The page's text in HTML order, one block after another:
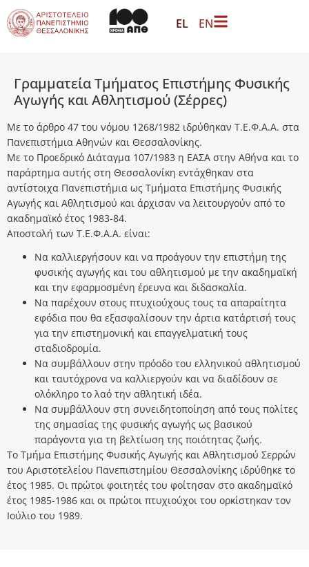
περιεχόμενο
EL EN
Γραμματεία Τμήματος Επιστήμης Φυσικής
Αγωγής και Αθλητισμού (Σέρρες)
Με το άρθρο 47 του νόμου 1268/1982 ιδρύθηκαν Τ.Ε.Φ.Α.Α. στα
Πανεπιστήμια Αθηνών και Θεσσαλονίκης.
Με το Προεδρικό Διάταγμα 107/1983 η ΕΑΣΑ στην Αθήνα και το
παράρτημα αυτής στη Θεσσαλονίκη εντάχθηκαν στα
αντίστοιχα Πανεπιστήμια ως Τμήματα Επιστήμης Φυσικής
Αγωγής και Αθλητισμού και άρχισαν να λειτουργούν από το
ακαδημαϊκό έτος 1983-84.
Αποστολή των Τ.Ε.Φ.Α.Α. είναι:
Να καλλιεργήσουν και να προάγουν την επιστήμη της
φυσικής αγωγής και του αθλητισμού με την ακαδημαϊκή
και την εφαρμοσμένη έρευνα και διδασκαλία.
Να παρέχουν στους πτυχιούχους τους τα απαραίτητα
εφόδια που θα εξασφαλίσουν την άρτια κατάρτισή τους
για την επιστημονική και επαγγελματική τους
σταδιοδρομία.
Να συμβάλλουν στην πρόοδο του ελληνικού αθλητισμού
και ταυτόχρονα να καλλιεργούν και να διαδίδουν σε
ολόκληρο το λαό την αθλητική ιδέα.
Να συμβάλλουν στη συνειδητοποίηση από τους πολίτες
της σημασίας της φυσικής αγωγής ως βασικού
παράγοντα για τη βελτίωση της ποιότητας ζωής.
Το Τμήμα Επιστήμης Φυσικής Αγωγής και Αθλητισμού Σερρών
του Αριστοτελείου Πανεπιστημίου Θεσσαλονίκης ιδρύθηκε το
έτος 1985. Oι πρώτοι φοιτητές του φοίτησαν στο ακαδημαϊκό
έτος 1985-1986 και οι πρώτοι πτυχιούχοι του ορκίστηκαν τον
Ιούλιο του 1989.